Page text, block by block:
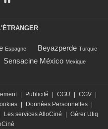
Espagne Beyazperde Turquie
Sensacine México Mexique
Publicité CGU CGV
Données Personnelles
Les services AlloCiné
Gérer Utiq